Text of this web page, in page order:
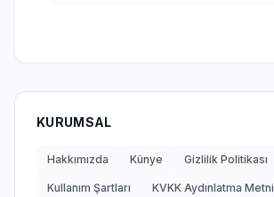
KURUMSAL
Hakkımızda Künye Gizlilik Politikası
Kullanım Şartları KVKK Aydınlatma Metni